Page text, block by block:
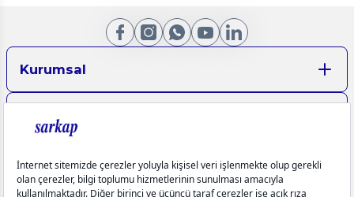
Kurumsal
Üyelik